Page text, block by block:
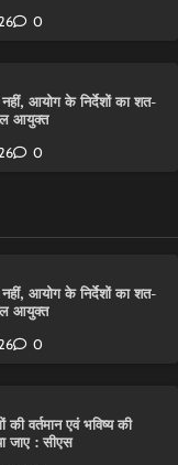
0
नहीं, आयोग के निर्देशों का शत-
आयुक्त
0
नहीं, आयोग के निर्देशों का शत-
आयुक्त
0
की वर्तमान एवं भविष्य की
जाए : सीएस